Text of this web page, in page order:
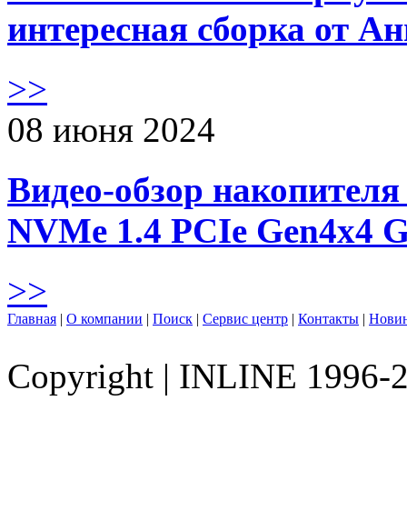
интересная сборка от
>>
08 июня 2024
Видео-обзор
NVMe 1.4 PCIe Gen4х4
>>
Главная | О компании | Поиск | Сервис центр | Контакты |
Copyright | INLINE 1996-